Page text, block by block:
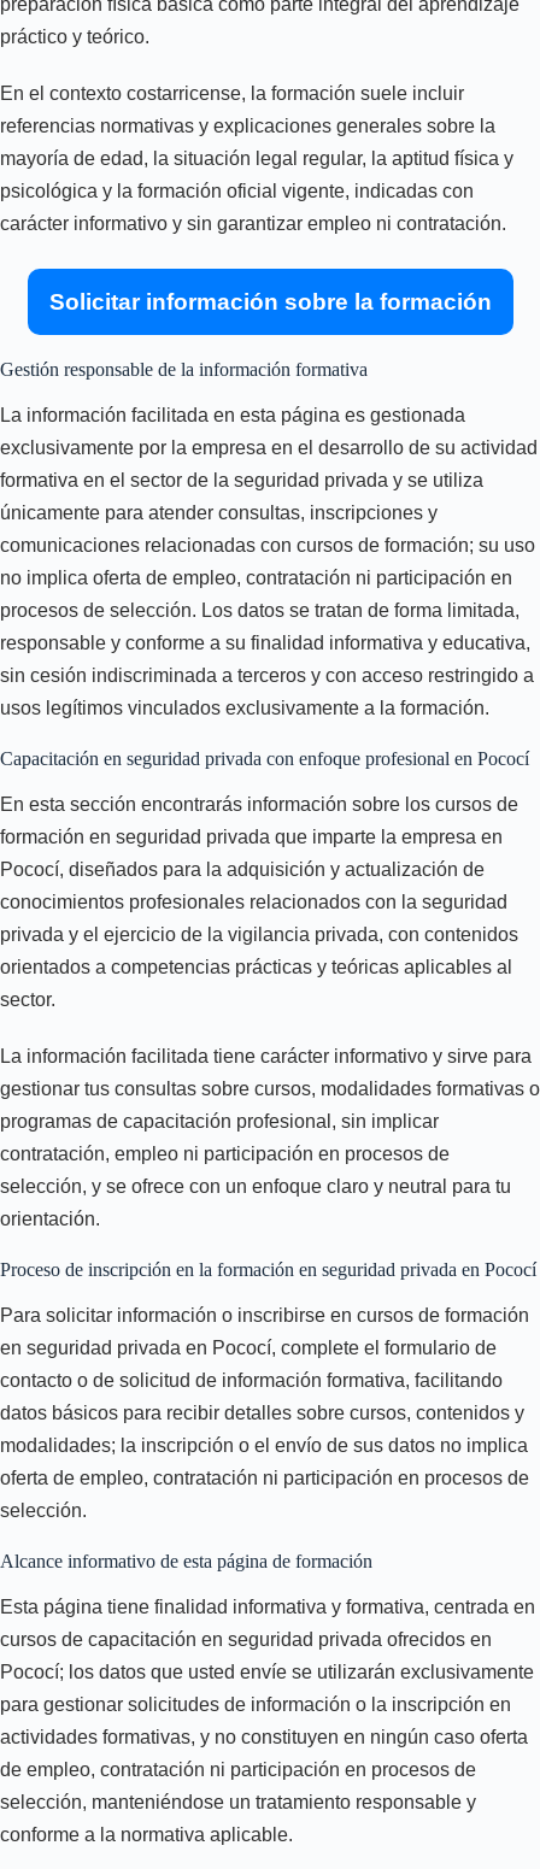
preparación física básica como parte integral del aprendizaje
práctico y teórico.
En el contexto costarricense, la formación suele incluir
referencias normativas y explicaciones generales sobre la
mayoría de edad, la situación legal regular, la aptitud física y
psicológica y la formación oficial vigente, indicadas con
carácter informativo y sin garantizar empleo ni contratación.
Solicitar información sobre la formación
Gestión responsable de la información formativa
La información facilitada en esta página es gestionada
exclusivamente por la empresa en el desarrollo de su actividad
formativa en el sector de la seguridad privada y se utiliza
únicamente para atender consultas, inscripciones y
comunicaciones relacionadas con cursos de formación; su uso
no implica oferta de empleo, contratación ni participación en
procesos de selección. Los datos se tratan de forma limitada,
responsable y conforme a su finalidad informativa y educativa,
sin cesión indiscriminada a terceros y con acceso restringido a
usos legítimos vinculados exclusivamente a la formación.
Capacitación en seguridad privada con enfoque profesional en Pococí
En esta sección encontrarás información sobre los cursos de
formación en seguridad privada que imparte la empresa en
Pococí, diseñados para la adquisición y actualización de
conocimientos profesionales relacionados con la seguridad
privada y el ejercicio de la vigilancia privada, con contenidos
orientados a competencias prácticas y teóricas aplicables al
sector.
La información facilitada tiene carácter informativo y sirve para
gestionar tus consultas sobre cursos, modalidades formativas o
programas de capacitación profesional, sin implicar
contratación, empleo ni participación en procesos de
selección, y se ofrece con un enfoque claro y neutral para tu
orientación.
Proceso de inscripción en la formación en seguridad privada en Pococí
Para solicitar información o inscribirse en cursos de formación
en seguridad privada en Pococí, complete el formulario de
contacto o de solicitud de información formativa, facilitando
datos básicos para recibir detalles sobre cursos, contenidos y
modalidades; la inscripción o el envío de sus datos no implica
oferta de empleo, contratación ni participación en procesos de
selección.
Alcance informativo de esta página de formación
Esta página tiene finalidad informativa y formativa, centrada en
cursos de capacitación en seguridad privada ofrecidos en
Pococí; los datos que usted envíe se utilizarán exclusivamente
para gestionar solicitudes de información o la inscripción en
actividades formativas, y no constituyen en ningún caso oferta
de empleo, contratación ni participación en procesos de
selección, manteniéndose un tratamiento responsable y
conforme a la normativa aplicable.